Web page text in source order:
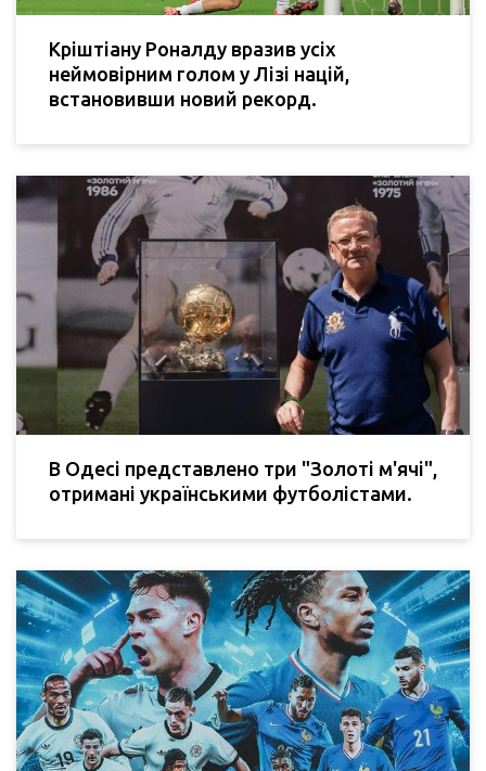
Кріштіану Роналду вразив усіх
неймовірним голом у Лізі націй,
встановивши новий рекорд.
В Одесі представлено три "Золоті м'ячі",
отримані українськими футболістами.